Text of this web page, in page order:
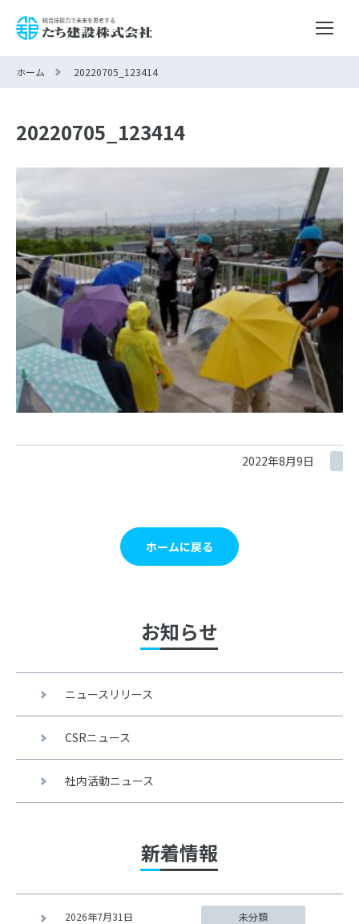
ホーム 20220705_123414
20220705_123414
2022年8月9日
ホームに戻る
お知らせ
ニュースリリース
CSRニュース
社内活動ニュース
新着情報
2026年7月31日 未分類